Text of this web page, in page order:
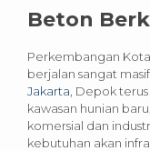
Beton
Perkembangan
berjalan sangat
Jakarta , Depok
kawasan hunian
komersial dan
kebutuhan akan